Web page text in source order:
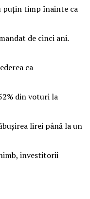
puţin timp înainte ca
de cinci ani.
ca
din voturi la
lirei până la un
investitorii